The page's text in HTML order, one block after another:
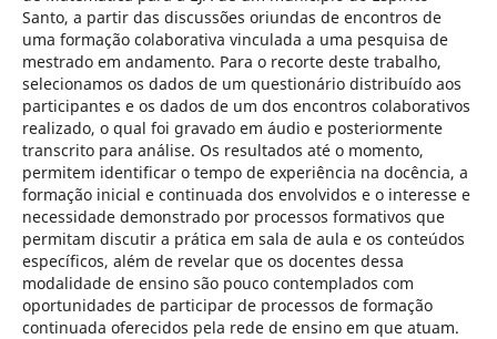
Santo, a partir das discussões oriundas de encontros de
uma formação colaborativa vinculada a uma pesquisa de
mestrado em andamento. Para o recorte deste trabalho,
selecionamos os dados de um questionário distribuído aos
participantes e os dados de um dos encontros colaborativos
realizado, o qual foi gravado em áudio e posteriormente
transcrito para análise. Os resultados até o momento,
permitem identificar o tempo de experiência na docência, a
formação inicial e continuada dos envolvidos e o interesse e
necessidade demonstrado por processos formativos que
permitam discutir a prática em sala de aula e os conteúdos
específicos, além de revelar que os docentes dessa
modalidade de ensino são pouco contemplados com
oportunidades de participar de processos de formação
continuada oferecidos pela rede de ensino em que atuam.